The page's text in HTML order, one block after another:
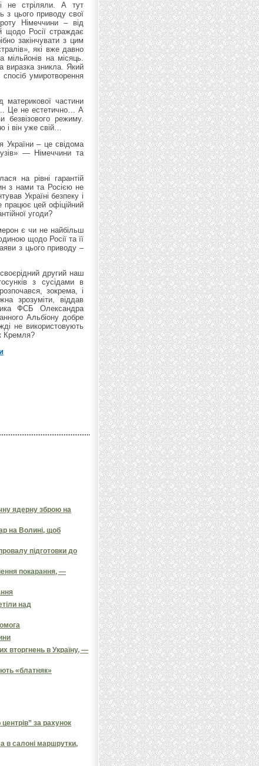
не стріляли. А тут
з цього приводу свої
Німеччини – від
щодо Росії страждає
закінчувати з цим
які вже давно
на місяць.
виразка зникла. Який
умиротворення
частини
Це не естетично… А
безвізового режиму.
і він уже свій…
України – це свідома
— Німеччини та
на рівні гарантій
з нами та Росією не
Україні безпеку і
працює цей офіційний
угоди?
є чи не найбільш
щодо Росії та її
з цього приводу –
другий наш
з сусідами в
зокрема, і
зрозуміти, віддав
ФСБ Олександра
Альбіону добре
не використовують
Кремля?
ядерну зброю на
на Волині, щоб
підготовки до
покарання, —
над
вторгнень в Україну, —
«блатняк»
за рахунок
в салоні маршрутки,